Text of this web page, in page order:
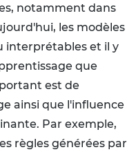
notamment dans
les modèles
interprétables et il y
que
est de
ainsi que l'influence
Par exemple,
règles générées par